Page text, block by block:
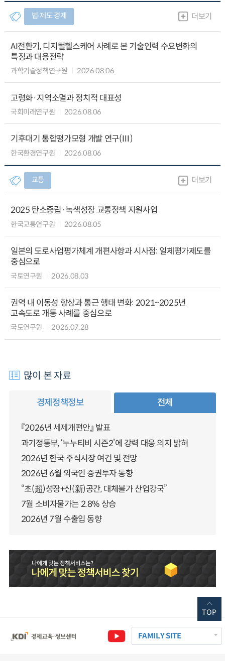
법∙제도 경제 더보기
AI전환기, 디지털헬스케어 사례로 본 기술인력 수요변화의
특징과 대응전략
과학기술정책연구원 2026.08.06
고령화·지역소멸과 정치적 대표성
국회미래연구원 2026.08.06
기후대기 통합평가모형 개발 연구(Ⅲ)
한국환경연구원 2026.08.06
교통 더보기
2025 탄소중립·녹색성장 교통정책 지원사업
한국교통연구원 2026.08.05
일본의 도로사업평가체계 개편사항과 시사점: 일체평가제도를
중심으로
국토연구원 2026.08.03
권역 내 이동성 향상과 통근 행태 변화: 2021~2025년
고속도로 개통 사례를 중심으로
국토연구원 2026.07.28
많이 본 자료
경제정책정보 전체
『2026년 세제개편안』 발표
과기정통부, ‘누누티비 시즌2’에 강력 대응 의지 밝혀
2026년 한국 주식시장 여건 및 전망
2026년 6월 외국인 증권투자 동향
“초(超)성장+신(新)공간, 대체불가 산업강국”
7월 소비자물가는 2.8% 상승
2026년 7월 수출입 동향
FAMILY SITE
TOP